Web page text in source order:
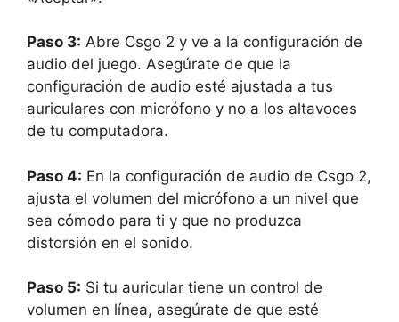
Paso 3: Abre Csgo 2 y ve a la configuración de
audio del juego. Asegúrate de que la
configuración de audio esté ajustada a tus
auriculares con micrófono y no a los altavoces
de tu computadora.
Paso 4: En la configuración de audio de Csgo 2,
ajusta el volumen del micrófono a un nivel que
sea cómodo para ti y que no produzca
distorsión en el sonido.
Paso 5: Si tu auricular tiene un control de
volumen en línea, asegúrate de que esté